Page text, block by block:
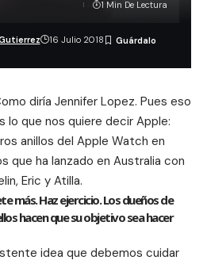
16 Julio 2018
1 Min De Lectura
diría Jennifer Lopez. Pues eso
lo que nos quiere decir Apple:
anillos del Apple Watch en
que ha lanzado en Australia con
Eric y Atilla.
más. Haz ejercicio. Los dueños de
hacen que su objetivo sea hacer
idea que debemos cuidar